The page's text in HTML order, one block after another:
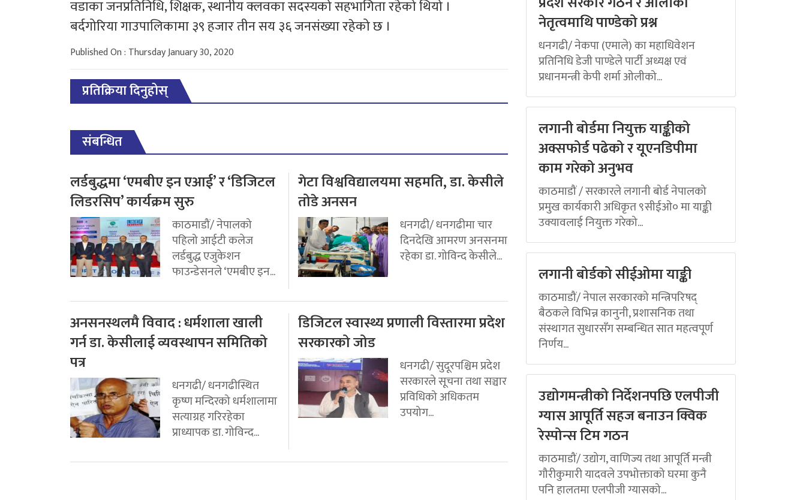
वडाका जनप्रतिनिधि, शिक्षक, स्थानीय क्लवका सदस्यको सहभागिता रहेको थियो ।
बर्दगोरिया गाउपालिकामा ३९ हजार तीन सय ३६ जनसंख्या रहेको छ ।
Published On : Thursday January 30, 2020
प्रतिक्रिया दिनुहोस्
संबन्धित
लर्डबुद्धमा ‘एमबीए इन एआई’ र ‘डिजिटल
लिडरसिप’ कार्यक्रम सुरु
काठमाडौं/ नेपालको
पहिलो आईटी कलेज
लर्डबुद्ध एजुकेशन
फाउन्डेसनले ‘एमबीए इन...
गेटा विश्वविद्यालयमा सहमति, डा. केसीले
तोडे अनसन
धनगढी/ धनगढीमा चार
दिनदेखि आमरण अनसनमा
रहेका डा. गोविन्द केसीले...
अनसनस्थलमै विवाद : धर्मशाला खाली
गर्न डा. केसीलाई व्यवस्थापन समितिको
पत्र
धनगढी/ धनगढीस्थित
कृष्ण मन्दिरको धर्मशालामा
सत्याग्रह गरिरहेका
प्राध्यापक डा. गोविन्द...
डिजिटल स्वास्थ्य प्रणाली विस्तारमा प्रदेश
सरकारको जोड
धनगढी/ सुदूरपश्चिम प्रदेश
सरकारले सूचना तथा सञ्चार
प्रविधिको अधिकतम
उपयोग...
नेतृत्वमाथि पाण्डेको प्रश्न
धनगढी/ नेकपा (एमाले) का महाधिवेशन
प्रतिनिधि डेजी पाण्डेले पार्टी अध्यक्ष एवं
प्रधानमन्त्री केपी शर्मा ओलीको...
लगानी बोर्डमा नियुक्त याङ्कीको
अक्सफोर्ड पढेको र यूएनडिपीमा
काम गरेको अनुभव
काठमाडौं / सरकारले लगानी बोर्ड नेपालको
प्रमुख कार्यकारी अधिकृत ९सीईओ० मा याङ्की
उक्यावलाई नियुक्त गरेको...
लगानी बोर्डको सीईओमा याङ्की
काठमाडौं/ नेपाल सरकारको मन्त्रिपरिषद्
बैठकले विभिन्न कानुनी, प्रशासनिक तथा
संस्थागत सुधारसँग सम्बन्धित सात महत्वपूर्ण
निर्णय...
उद्योगमन्त्रीको निर्देशनपछि एलपीजी
ग्यास आपूर्ति सहज बनाउन क्विक
रेस्पोन्स टिम गठन
काठमाडौं/ उद्योग, वाणिज्य तथा आपूर्ति मन्त्री
गौरीकुमारी यादवले उपभोक्ताको घरमा कुनै
पनि हालतमा एलपीजी ग्यासको...